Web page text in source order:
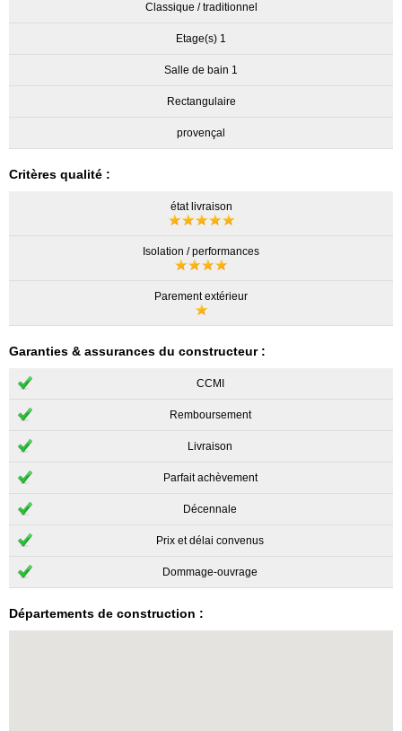
Classique / traditionnel
Etage(s) 1
Salle de bain 1
Rectangulaire
provençal
Critères qualité :
état livraison
Isolation / performances
Parement extérieur
Garanties & assurances du constructeur :
CCMI
Remboursement
Livraison
Parfait achèvement
Décennale
Prix et délai convenus
Dommage-ouvrage
Départements de construction :